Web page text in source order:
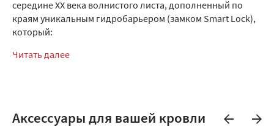
середине XX века волнистого листа, дополненный по
краям уникальным гидробарьером (замком Smart Lock),
который:
Читать далее
Аксессуары для вашей кровли